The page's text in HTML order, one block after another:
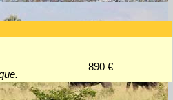
890 €